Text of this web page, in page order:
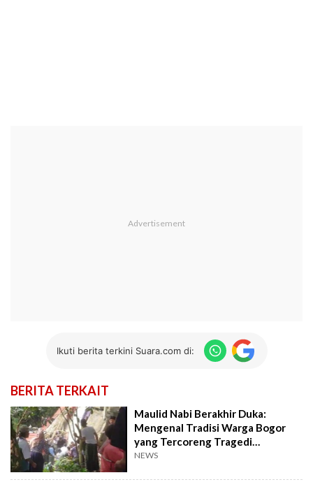
Ikuti berita terkini Suara.com di:
BERITA TERKAIT
Maulid Nabi Berakhir Duka:
Mengenal Tradisi Warga Bogor
yang Tercoreng Tragedi
Runtuhnya Mushola
NEWS